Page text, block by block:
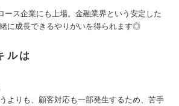
ース企業にも上場。金融業界という安定した
に成長できるやりがいを得られます◎
ルは
よりも、顧客対応も一部発生するため、苦手